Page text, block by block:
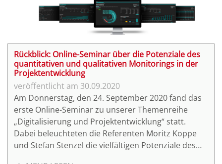
Rückblick: Online-Seminar über die Potenziale des
quantitativen und qualitativen Monitorings in der
Projektentwicklung
30.09.2020
Am Donnerstag, den 24. September 2020 fand das
erste Online-Seminar zu unserer Themenreihe
„Digitalisierung und Projektentwicklung“ statt.
Dabei beleuchteten die Referenten Moritz Koppe
und Stefan Stenzel die vielfältigen Potenziale des